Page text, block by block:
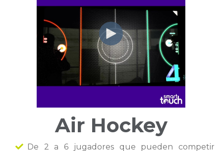
Air Hockey
De 2 a 6 jugadores que pueden competir